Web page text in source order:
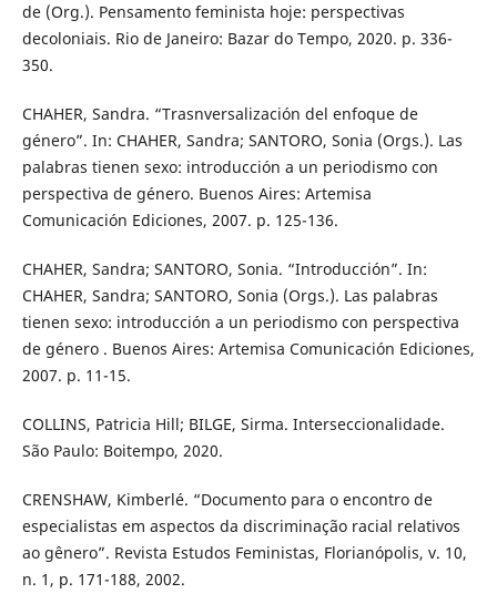
de (Org.). Pensamento feminista hoje: perspectivas
decoloniais. Rio de Janeiro: Bazar do Tempo, 2020. p. 336-
350.
CHAHER, Sandra. “Trasnversalización del enfoque de
género”. In: CHAHER, Sandra; SANTORO, Sonia (Orgs.). Las
palabras tienen sexo: introducción a un periodismo con
perspectiva de género. Buenos Aires: Artemisa
Comunicación Ediciones, 2007. p. 125-136.
CHAHER, Sandra; SANTORO, Sonia. “Introducción”. In:
CHAHER, Sandra; SANTORO, Sonia (Orgs.). Las palabras
tienen sexo: introducción a un periodismo con perspectiva
de género . Buenos Aires: Artemisa Comunicación Ediciones,
2007. p. 11-15.
COLLINS, Patricia Hill; BILGE, Sirma. Interseccionalidade.
São Paulo: Boitempo, 2020.
CRENSHAW, Kimberlé. “Documento para o encontro de
especialistas em aspectos da discriminação racial relativos
ao gênero”. Revista Estudos Feministas, Florianópolis, v. 10,
n. 1, p. 171-188, 2002.